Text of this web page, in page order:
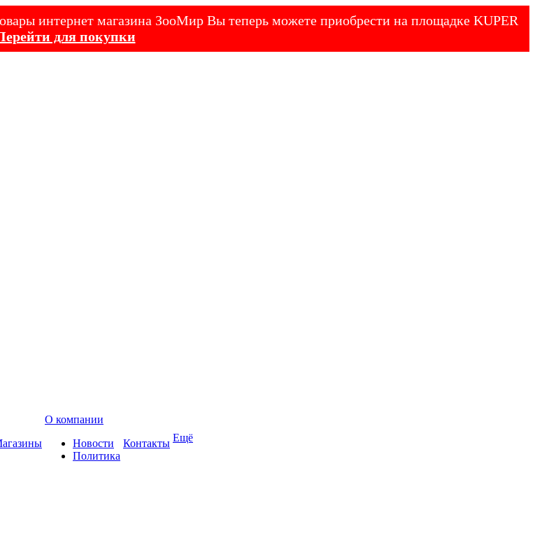
интернет магазина ЗооМир Вы теперь можете приобрести на площадке KUPER
для покупки
О компании
Новости
Политика
Контакты Ещё